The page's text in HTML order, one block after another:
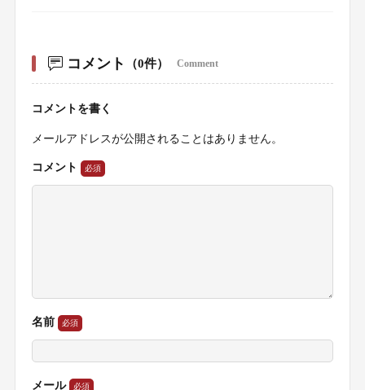
コメント （0件） Comment
コメントを書く
メールアドレスが公開されることはありません。
コメント
名前
メール